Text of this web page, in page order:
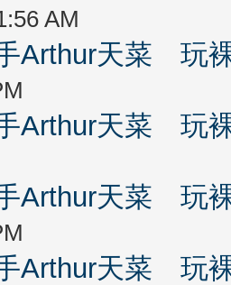
AM
Arthur天菜 玩
Arthur天菜 玩
Arthur天菜 玩
Arthur天菜 玩